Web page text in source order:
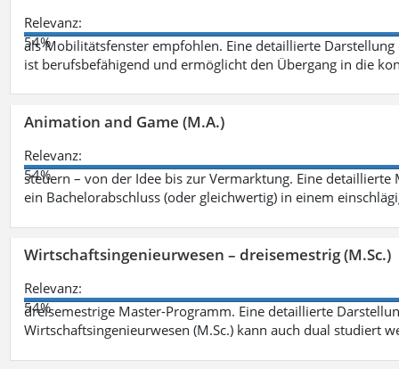
Relevanz:
54%
als Mobilitätsfenster empfohlen. Eine detaillierte
ist berufsbefähigend und ermöglicht den Übergang in die
Animation and Game (M.A.)
Relevanz:
54%
steuern – von der Idee bis zur Vermarktung. Eine
ein Bachelorabschluss (oder gleichwertig) in einem
Wirtschaftsingenieurwesen – dreisemestrig (M.Sc.)
Relevanz:
54%
dreisemestrige Master-Programm. Eine detaillierte
Wirtschaftsingenieurwesen (M.Sc.) kann auch dual studiert